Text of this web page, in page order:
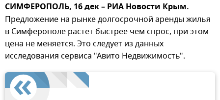
СИМФЕРОПОЛЬ, 16 дек – РИА Новости Крым.
Предложение на рынке долгосрочной аренды жилья
в Симферополе растет быстрее чем спрос, при этом
цена не меняется. Это следует из данных
исследования сервиса "Авито Недвижимость".